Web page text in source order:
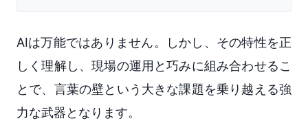
AIは万能ではありません。しかし、その特性を正
しく理解し、現場の運用と巧みに組み合わせるこ
とで、言葉の壁という大きな課題を乗り越える強
力な武器となります。